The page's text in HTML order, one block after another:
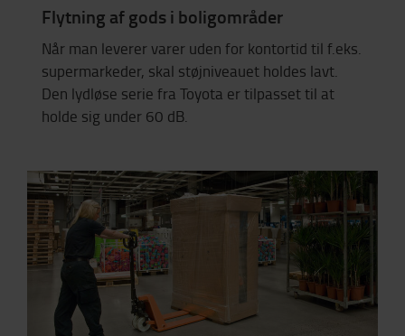
Flytning af gods i boligområder
Når man leverer varer uden for kontortid til f.eks.
supermarkeder, skal støjniveauet holdes lavt.
Den lydløse serie fra Toyota er tilpasset til at
holde sig under 60 dB.